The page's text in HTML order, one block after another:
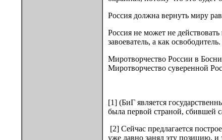
Россия должна вернуть миру
Россия не может не
завоеватель, а как
Миротворчество России в
Миротворчество суверенной
[1] (БиГ является
была первой страной, сбившей
[2] Сейчас предлагается
уже давно занял эту позицию, и